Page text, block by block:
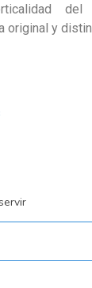
del
original y